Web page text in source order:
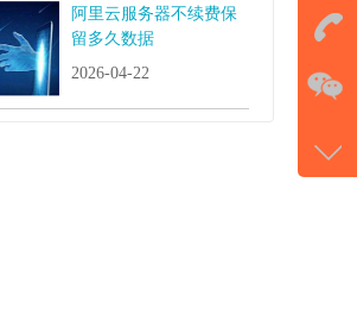
阿里云服务器不续费保
留多久数据
2026-04-22
击
177-